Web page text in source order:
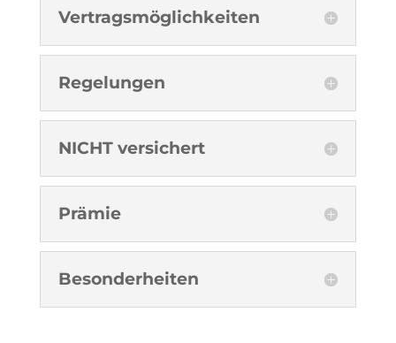
Vertragsmöglichkeiten
Regelungen
NICHT versichert
Prämie
Besonderheiten